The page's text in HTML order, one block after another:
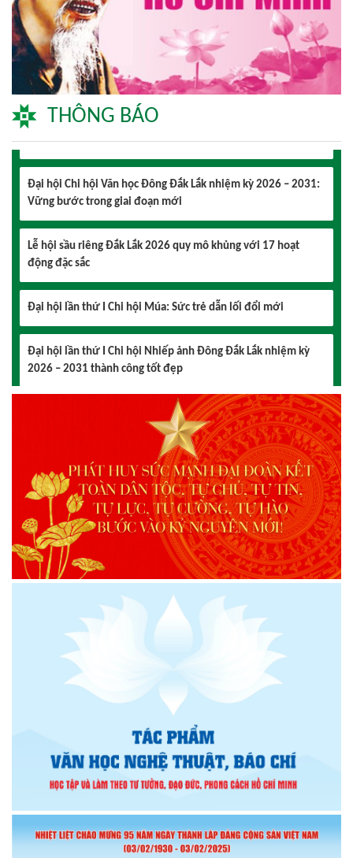
THÔNG BÁO
Đại hội lần thứ I Chi hội Nhiếp ảnh Đông Đắk Lắk nhiệm kỳ
2026 – 2031 thành công tốt đẹp
Chi hội Âm nhạc Đông Đắk Lắk tổ chức Đại hội lần thứ I,
nhiệm kỳ 2026 – 2031
Lễ hội sầu riêng Đắk Lắk 2026 quy mô khủng với 17 hoạt
Đại hội lần thứ I Chi hội Múa: Sức trẻ dẫn lối đổi mới
Đại hội lần thứ I Chi hội Nhiếp ảnh Đông Đắk Lắk nhiệm kỳ
Chi hội Âm nhạc Đông Đắk Lắk tổ chức Đại hội lần thứ I,
Đại hội Chi hội Văn học Đông Đắk Lắk nhiệm kỳ 2026 – 2031:
Vững bước trong giai đoạn mới